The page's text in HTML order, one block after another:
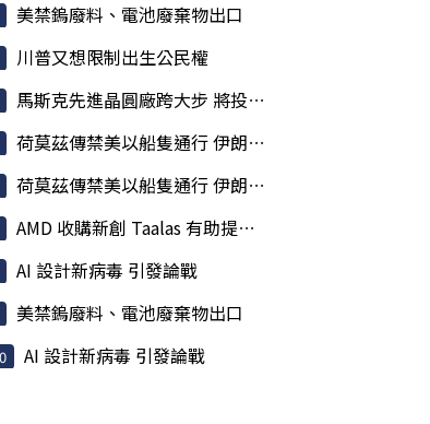
美禁鎢廢料、電池廢棄物出口
川普又想限制出生公民權
馬斯克先進晶圓廠跨大步 將投入168億美元興建 Terafab 園區
荷莫茲傳禁美以船隻通行 伊朗嗆聲攻擊「敵意目標」
荷莫茲傳禁美以船隻通行 伊朗嗆聲攻擊「敵意目標」
AMD 收購新創 Taalas 有助提供推論晶片
AI 設計新病毒 引發論戰
美禁鎢廢料、電池廢棄物出口
AI 設計新病毒 引發論戰